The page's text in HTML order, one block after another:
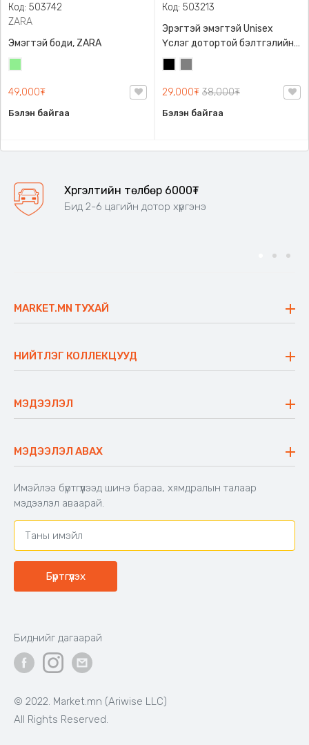
Код: 503742
ZARA
Эмэгтэй боди, ZARA
49,000₮
Бэлэн байгаа
Код: 503213
Эрэгтэй эмэгтэй Unisex
Үслэг дотортой бэлтгэлийн
өмд,
29,000₮ 38,000₮
Бэлэн байгаа
Хүргэлтийн төлбөр 6000₮
Бид 2-6 цагийн дотор хүргэнэ
MARKET.MN ТУХАЙ
Үнэт зүйлс
Ажлын байр
Блог
НИЙТЛЭГ КОЛЛЕКЦУУД
Сүүдрэвч
Аяны ширээ
Аяны түшлэгтэй сандал
МЭДЭЭЛЭЛ
Буцаалтын журам
Захиалга шалгах
Хамтран ажиллах
Холбоо барих
МЭДЭЭЛЭЛ АВАХ
Имэйлээ бүртгүүлээд шинэ бараа, хямдралын талаар
мэдээлэл аваарай.
Бүртгүүлэх
© 2022. Market.mn (Ariwise LLC)
All Rights Reserved.
Биднийг дагаарай